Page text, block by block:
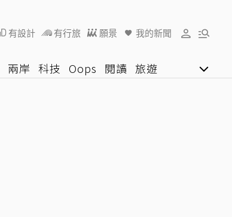
有設計 有行旅 願景 我的新聞
兩岸 科技 Oops 閱讀 旅遊